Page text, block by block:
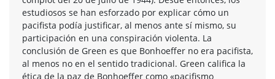
estudiosos se han esforzado por explicar cómo un
pacifista podía justificar, al menos ante sí mismo, su
participación en una conspiración violenta. La
conclusión de Green es que Bonhoeffer no era pacifista,
al menos no en el sentido tradicional. Green califica la
ética de la paz de Bonhoeffer como «pacifismo